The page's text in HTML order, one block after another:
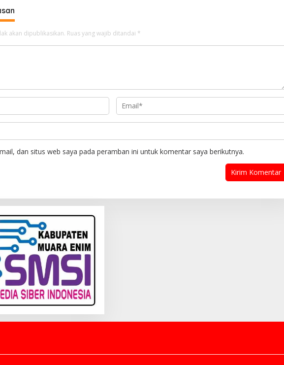
akan dipublikasikan. Ruas yang wajib ditandai *
dan situs web saya pada peramban ini untuk komentar saya berikutnya.